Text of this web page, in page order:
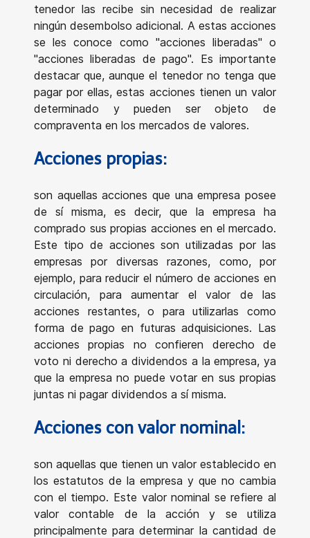
tenedor las recibe sin necesidad de realizar
ningún desembolso adicional. A estas acciones
se les conoce como "acciones liberadas" o
"acciones liberadas de pago". Es importante
destacar que, aunque el tenedor no tenga que
pagar por ellas, estas acciones tienen un valor
determinado y pueden ser objeto de
compraventa en los mercados de valores.
Acciones propias:
son aquellas acciones que una empresa posee
de sí misma, es decir, que la empresa ha
comprado sus propias acciones en el mercado.
Este tipo de acciones son utilizadas por las
empresas por diversas razones, como, por
ejemplo, para reducir el número de acciones en
circulación, para aumentar el valor de las
acciones restantes, o para utilizarlas como
forma de pago en futuras adquisiciones. Las
acciones propias no confieren derecho de
voto ni derecho a dividendos a la empresa, ya
que la empresa no puede votar en sus propias
juntas ni pagar dividendos a sí misma.
Acciones con valor nominal :
son aquellas que tienen un valor establecido en
los estatutos de la empresa y que no cambia
con el tiempo. Este valor nominal se refiere al
valor contable de la acción y se utiliza
principalmente para determinar la cantidad de